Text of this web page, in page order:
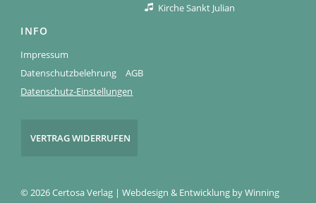
Kirche Sankt Julian
INFO
Impressum
Datenschutzbelehrung
AGB
Datenschutz-Einstellungen
VERTRAG WIDERRUFEN
© 2026 Certosa Verlag | Webdesign & Entwicklung byWinning